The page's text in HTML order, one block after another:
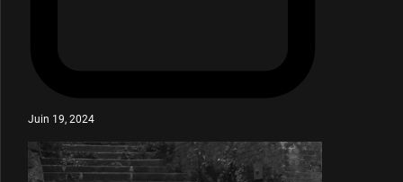
Juin 19, 2024